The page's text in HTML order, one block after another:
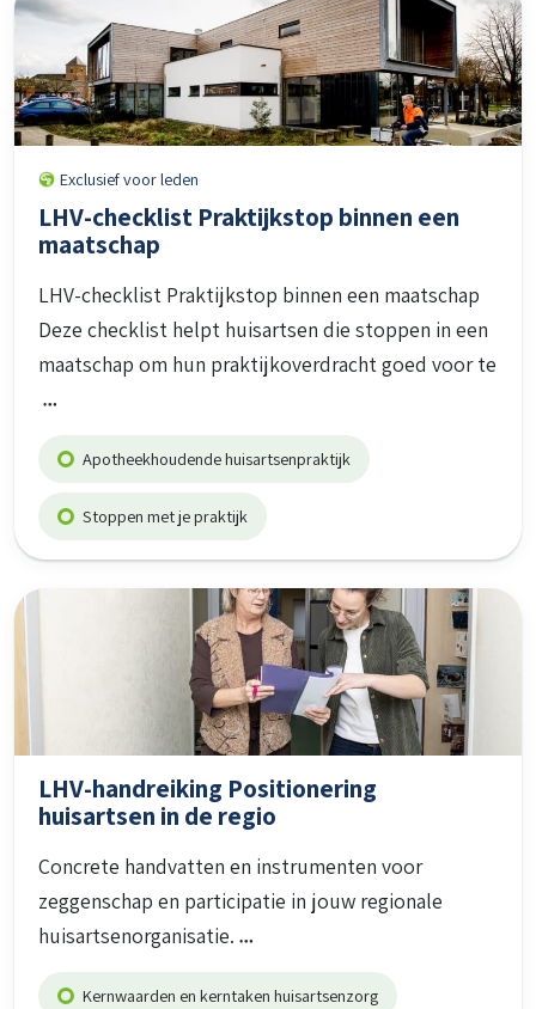
Exclusief voor leden
LHV-checklist Praktijkstop binnen een
maatschap
LHV-checklist Praktijkstop binnen een maatschap
Deze checklist helpt huisartsen die stoppen in een
maatschap om hun praktijkoverdracht goed voor te
Apotheekhoudende huisartsenpraktijk
Stoppen met je praktijk
LHV-handreiking Positionering
huisartsen in de regio
Concrete handvatten en instrumenten voor
zeggenschap en participatie in jouw regionale
huisartsenorganisatie.
Kernwaarden en kerntaken huisartsenzorg